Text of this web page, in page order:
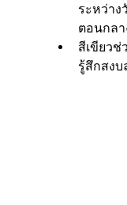
ระหว่า
ตอนกล
สีเขียวช่
รู้สึกสงบ